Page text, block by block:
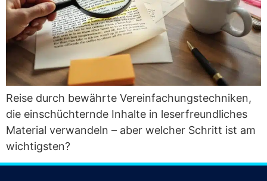
Rei­se durch bewähr­te Ver­ein­fa­chungs­tech­ni­ken,
die ein­schüch­tern­de Inhal­te in leser­freund­li­ches
Mate­ri­al ver­wan­deln – aber wel­cher Schritt ist am
wichtigsten?